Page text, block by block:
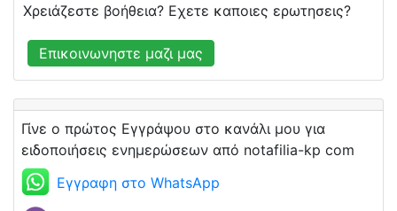
Χρειάζεστε βοήθεια? Εχετε καποιες ερωτησεις?
Επικοινωνηστε μαζι μας
Γίνε ο πρώτος Εγγράψου στο κανάλι μου για
ειδοποιήσεις ενημερώσεων από notafilia-kp com
Εγγραφη στο WhatsApp